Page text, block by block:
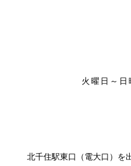
火曜日～
北千住駅東口（電大口）を